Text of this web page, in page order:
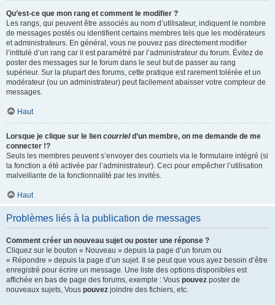
Qu’est-ce que mon rang et comment le modifier ?
Les rangs, qui peuvent être associés au nom d’utilisateur, indiquent le nombre
de messages postés ou identifient certains membres tels que les modérateurs
et administrateurs. En général, vous ne pouvez pas directement modifier
l’intitulé d’un rang car il est paramétré par l’administrateur du forum. Évitez de
poster des messages sur le forum dans le seul but de passer au rang
supérieur. Sur la plupart des forums, cette pratique est rarement tolérée et un
modérateur (ou un administrateur) peut facilement abaisser votre compteur de
messages.
Haut
Lorsque je clique sur le lien courrield’un membre, on me demande de me
connecter !?
Seuls les membres peuvent s’envoyer des courriels via le formulaire intégré (si
la fonction a été activée par l’administrateur). Ceci pour empêcher l’utilisation
malveillante de la fonctionnalité par les invités.
Haut
Problèmes liés à la publication de messages
Comment créer un nouveau sujet ou poster une réponse ?
Cliquez sur le bouton « Nouveau » depuis la page d’un forum ou
« Répondre » depuis la page d’un sujet. Il se peut que vous ayez besoin d’être
enregistré pour écrire un message. Une liste des options disponibles est
affichée en bas de page des forums, exemple : Vous pouvez poster de
nouveaux sujets, Vous pouvez joindre des fichiers, etc.